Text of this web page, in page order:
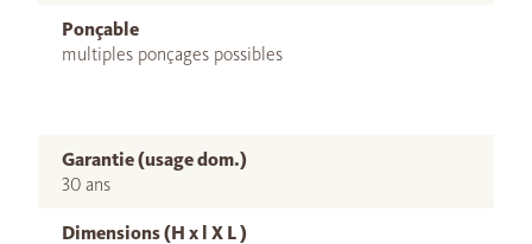
Ponçable
multiples ponçages possibles
Garantie (usage dom.)
30 ans
Dimensions (H x l X L )